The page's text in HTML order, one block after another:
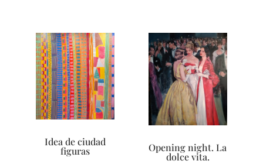
Idea de ciudad
figuras Opening night. La
dolce vita.